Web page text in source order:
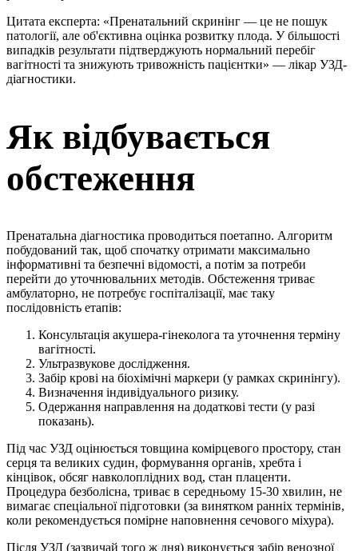
Цитата експерта: «Пренатальний скринінг — це не пошук
патології, але об'єктивна оцінка розвитку плода. У більшості
випадків результати підтверджують нормальний перебіг
вагітності та знижують тривожність пацієнтки» — лікар УЗД-
діагностики.
Як відбувається
обстеження
Пренатальна діагностика проводиться поетапно. Алгоритм
побудований так, щоб спочатку отримати максимально
інформативні та безпечні відомості, а потім за потреби
перейти до уточнювальних методів. Обстеження триває
амбулаторно, не потребує госпіталізації, має таку
послідовність етапів:
Консультація акушера-гінеколога та уточнення терміну
вагітності.
Ультразвукове дослідження.
Забір крові на біохімічні маркери (у рамках скринінгу).
Визначення індивідуального ризику.
Одержання направлення на додаткові тести (у разі
показань).
Під час УЗД оцінюється товщина комірцевого простору, стан
серця та великих судин, формування органів, хребта і
кінцівок, обсяг навколоплідних вод, стан плаценти.
Процедура безболісна, триває в середньому 15-30 хвилин, не
вимагає спеціальної підготовки (за винятком ранніх термінів,
коли рекомендується помірне наповнення сечового міхура).
Після УЗД (зазвичай того ж дня) виконується забір венозної